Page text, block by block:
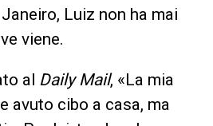
Luiz non ha mai
viene.
al Daily Mail, «La mia
avuto cibo a casa, ma